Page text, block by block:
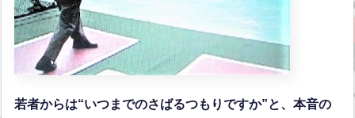
若者からは“いつまでのさばるつもりですか”と、本音の